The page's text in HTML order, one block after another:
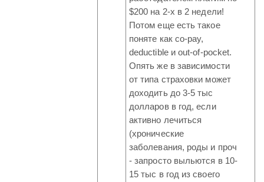
$200 на 2-х в 2 недели!
Потом еще есть такое
поняте как co-pay,
deductible и out-of-pocket.
Опять же в зависимости
от типа страховки может
доходить до 3-5 тыс
долларов в год, если
активно лечиться
(хронические
заболевания, роды и проч
- запросто выльются в 10-
15 тыс в год из своего